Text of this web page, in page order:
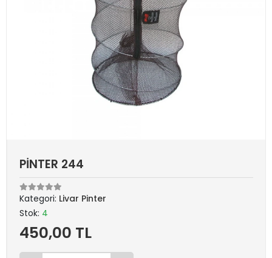
PİNTER 244
Kategori: Livar Pinter
Stok: 4
450,00 TL